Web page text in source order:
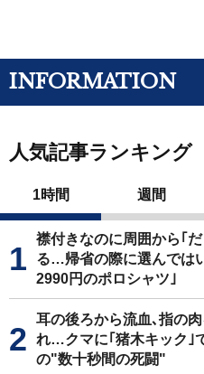
INFORMATION
人気記事ランキング
1時間 週間
襟付きなのに周囲から｢
る…帰省の際に選んでは
2990円のポロシャツ｣
耳の後ろから流血､指の
れ…クマに｢猪木キック｣
の"数十秒間の死闘"